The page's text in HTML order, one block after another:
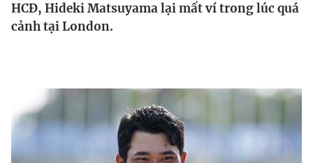
Bóng đá
Các môn khác
HCĐ, Hideki Matsuyama lại mất ví trong lúc quá
cảnh tại London.